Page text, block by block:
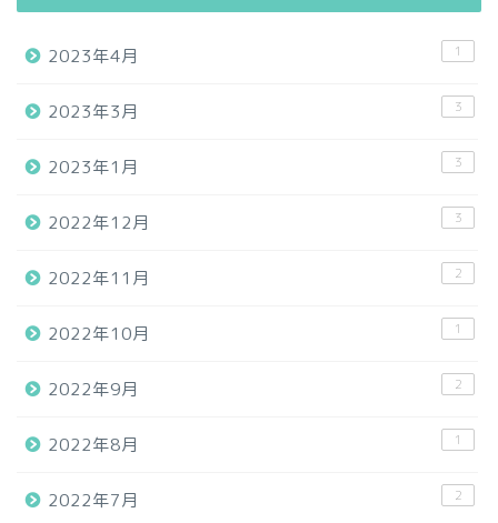
2023年4月 1
2023年3月 3
2023年1月 3
2022年12月 3
2022年11月 2
2022年10月 1
2022年9月 2
2022年8月 1
2022年7月 2